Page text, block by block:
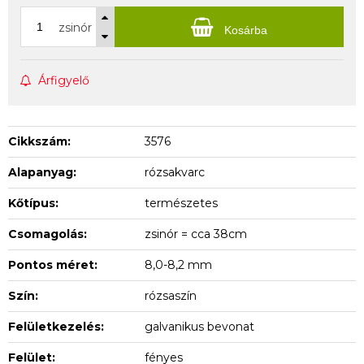
zsinór Kosárba
Árfigyelő
Cikkszám: 3576
Alapanyag: rózsakvarc
Kőtípus: természetes
Csomagolás: zsinór = cca 38cm
Pontos méret: 8,0-8,2 mm
Szín: rózsaszín
Felületkezelés: galvanikus bevonat
Felület: fényes